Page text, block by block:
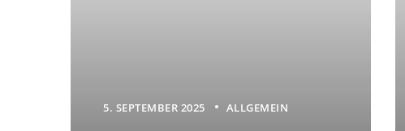
5. SEPTEMBER 2025 ALLGEMEIN